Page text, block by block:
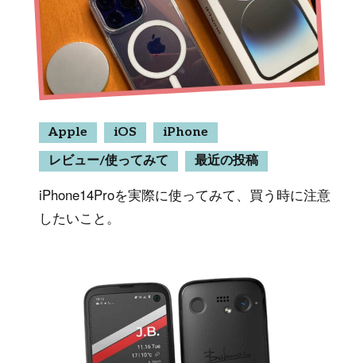
Apple iOS
iPhone
レビュー/使ってみて
最近の投稿
iPhone14Proを実際に使ってみて、買う時に注意
したいこと。